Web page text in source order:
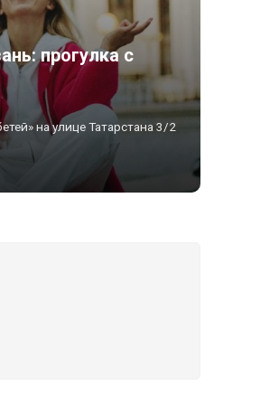
прогулка с
на улице Татарстана 3/2